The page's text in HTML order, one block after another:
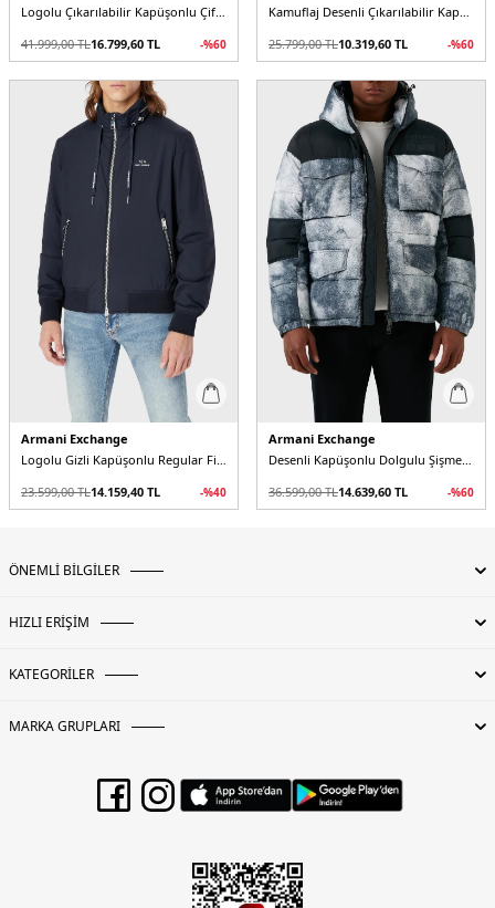
Logolu Çıkarılabilir Kapüşonlu Çift Taraflı Erkek Mont
41.999,00TL16.799,60 TL -%60
Kamuflaj Desenli Çıkarılabilir Kapüşonlu ve Kollu Kapitone Erkek Mont
25.799,00TL10.319,60 TL -%60
Armani Exchange
Logolu Gizli Kapüşonlu Regular Fit Erkek Mont
23.599,00TL14.159,40 TL -%40
Armani Exchange
Desenli Kapüşonlu Dolgulu Şişme Erkek Mont
36.599,00TL14.639,60 TL -%60
ÖNEMLİ BİLGİLER
HIZLI ERİŞİM
KATEGORİLER
MARKA GRUPLARI